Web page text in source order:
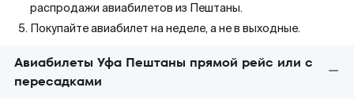
распродажи авиабилетов из Пештаны.
Покупайте авиабилет на неделе, а не в выходные.
Авиабилеты Уфа Пештаны прямой рейс или с
пересадками